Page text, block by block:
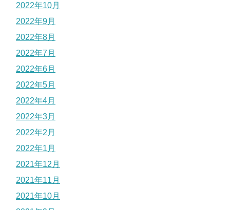
2022年10月
2022年9月
2022年8月
2022年7月
2022年6月
2022年5月
2022年4月
2022年3月
2022年2月
2022年1月
2021年12月
2021年11月
2021年10月